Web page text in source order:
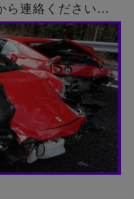
連絡ください」
う一度連絡してみ